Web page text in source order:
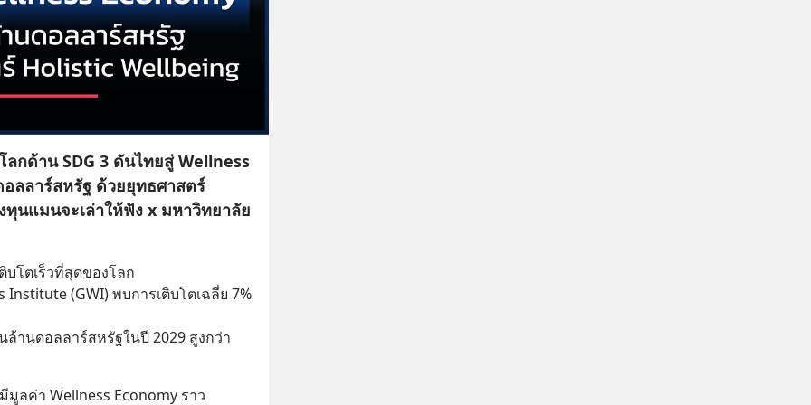
กด้าน SDG 3 ดันไทยสู่ Wellness
ลลาร์สหรัฐ ด้วยยุทธศาสตร์
นแมนจะเล่าให้ฟัง x มหาวิทยาลัย
บโตเร็วที่สุดของโลก
Institute (GWI) พบการเติบโตเฉลี่ย 7%
านดอลลาร์สหรัฐในปี 2029 สูงกว่า
มูลค่า Wellness Economy ราว